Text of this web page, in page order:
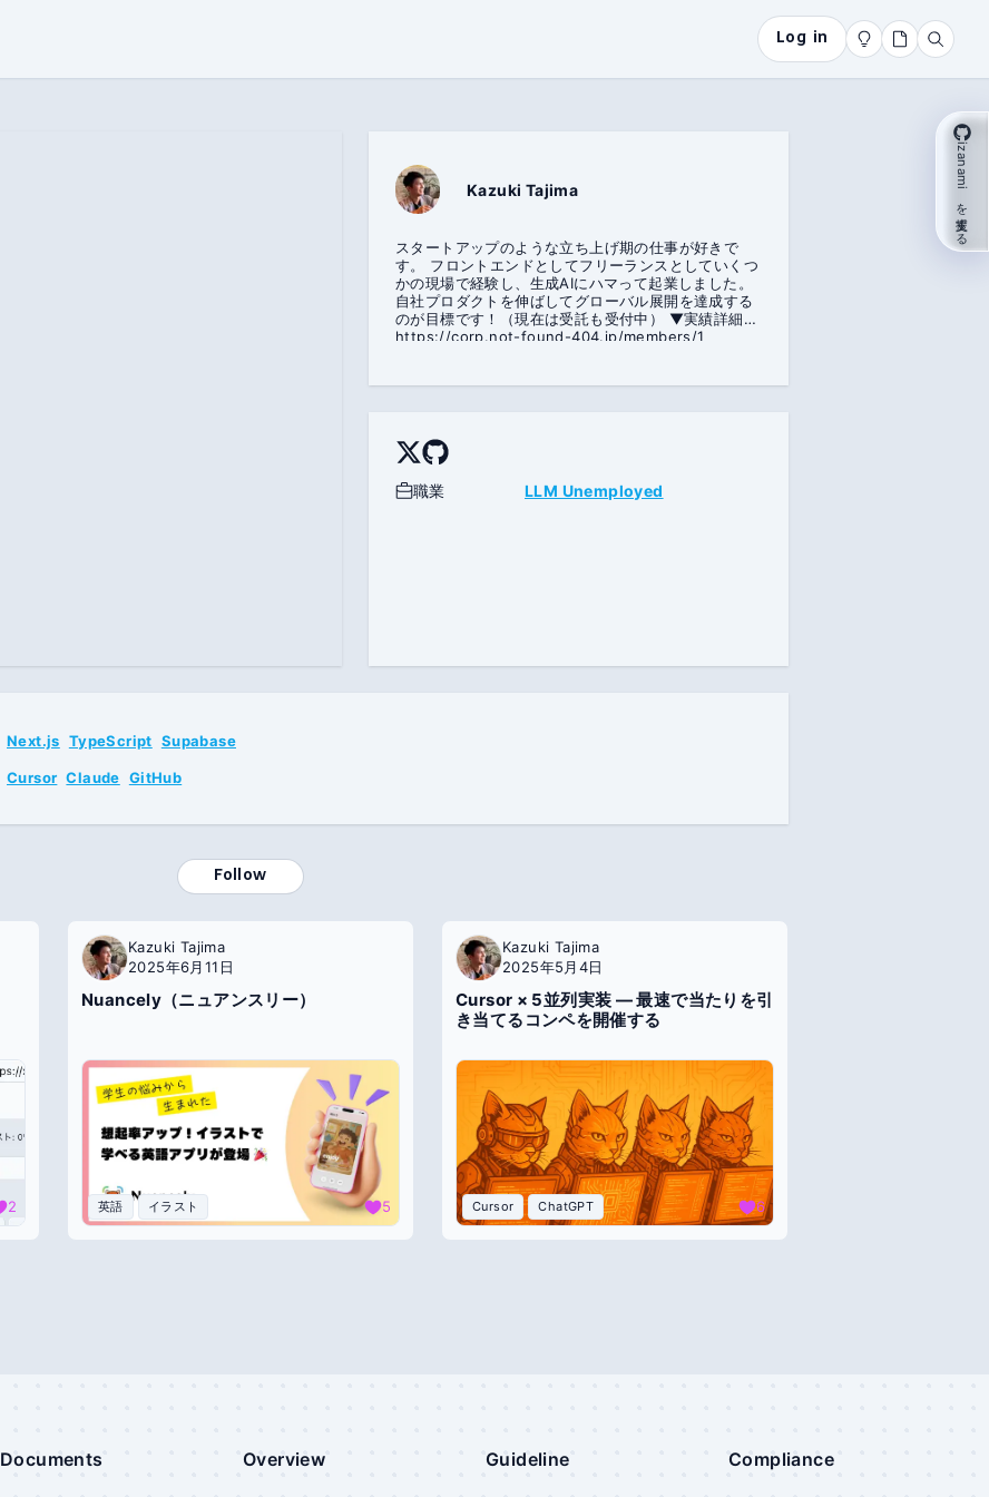
Log in
Kazuki Tajima
スタートアップのような立ち上げ期の仕事が好きで
す。 フロントエンドとしてフリーランスとしていくつ
かの現場で経験し、生成AIにハマって起業しました。
自社プロダクトを伸ばしてグローバル展開を達成する
のが目標です！（現在は受託も受付中） ▼実績詳細
https://corp.not-found-404.jp/members/1
職業 LLM Unemployed
Next.js TypeScript Supabase
Cursor Claude GitHub
Follow
2
Kazuki Tajima
2025年6月11日
Nuancely（ニュアンスリー）
5
英語 イラスト
Kazuki Tajima
2025年5月4日
Cursor × 5並列実装 ― 最速で当たりを引
き当てるコンペを開催する
6
Cursor ChatGPT
Documents Overview Guideline Compliance
izanami を支援する